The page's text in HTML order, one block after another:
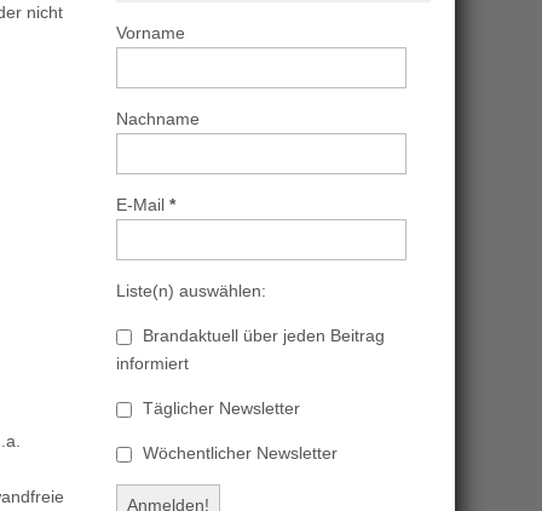
nicht
Vorname
Nachname
E-Mail *
Liste(n) auswählen:
Brandaktuell über jeden Beitrag
informiert
Täglicher Newsletter
Wöchentlicher Newsletter